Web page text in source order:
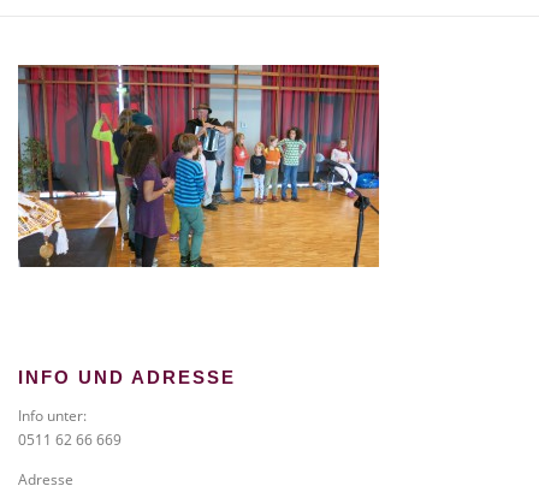
KONTAKT
INFO UND ADRESSE
Info unter:
0511 62 66 669
Adresse